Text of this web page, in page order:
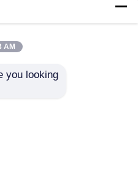
AM
you looking